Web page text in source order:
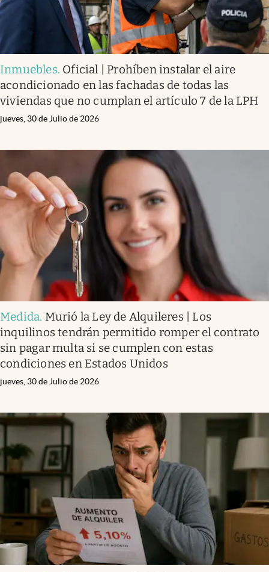
Inmuebles. Oficial | Prohíben instalar el aire
acondicionado en las fachadas de todas las
viviendas que no cumplan el artículo 7 de la LPH
jueves, 30 de Julio de 2026
Medida. Murió la Ley de Alquileres | Los
inquilinos tendrán permitido romper el contrato
sin pagar multa si se cumplen con estas
condiciones en Estados Unidos
jueves, 30 de Julio de 2026